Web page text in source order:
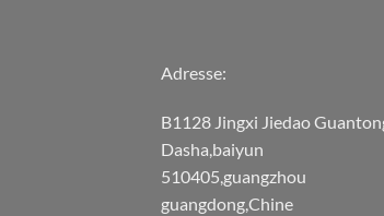
Adresse:
B1128 Jingxi Jiedao
Dasha,baiyun
510405,guangzhou
guangdong,Chine